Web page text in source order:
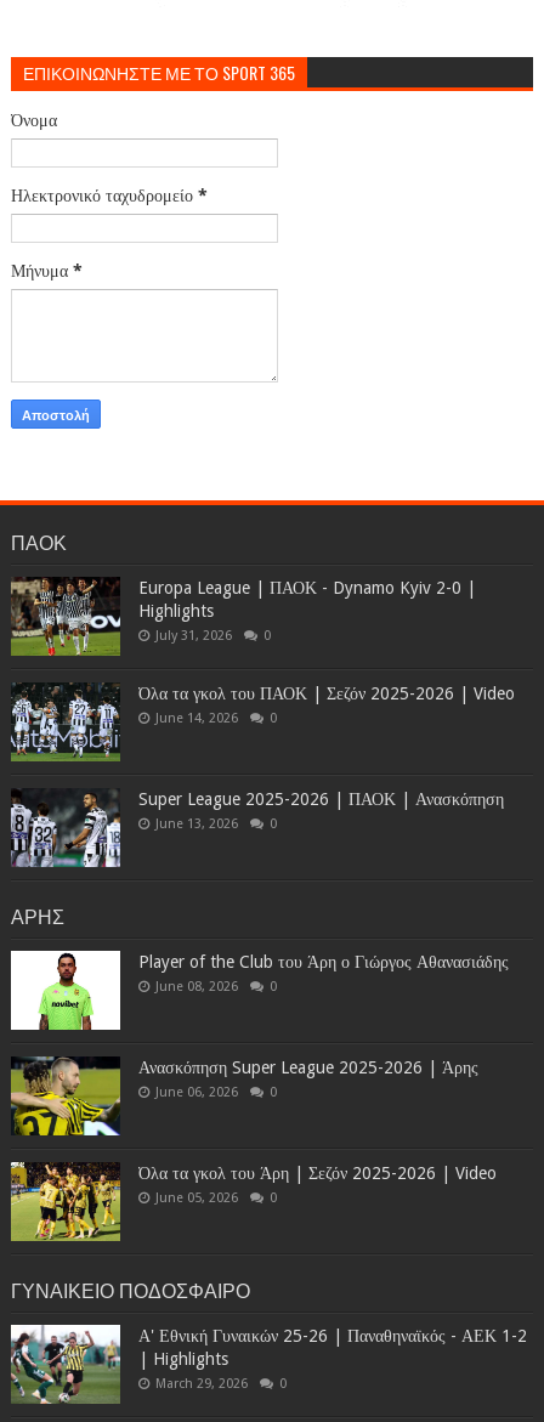
ΕΠΙΚΟΙΝΩΝΗΣΤΕ ΜΕ ΤΟ SPORT 365
Όνομα
Ηλεκτρονικό ταχυδρομείο *
Μήνυμα *
ΠΑΟΚ
Europa League | ΠΑΟΚ - Dynamo Kyiv 2-0 |
Highlights
July 31, 2026 0
Όλα τα γκολ του ΠΑΟΚ | Σεζόν 2025-2026 | Video
June 14, 2026 0
Super League 2025-2026 | ΠΑΟΚ | Ανασκόπηση
June 13, 2026 0
ΑΡΗΣ
Player of the Club του Άρη ο Γιώργος Αθανασιάδης
June 08, 2026 0
Ανασκόπηση Super League 2025-2026 | Άρης
June 06, 2026 0
Όλα τα γκολ του Άρη | Σεζόν 2025-2026 | Video
June 05, 2026 0
ΓΥΝΑΙΚΕΙΟ ΠΟΔΟΣΦΑΙΡΟ
Α' Εθνική Γυναικών 25-26 | Παναθηναϊκός - ΑΕΚ 1-2
| Highlights
March 29, 2026 0